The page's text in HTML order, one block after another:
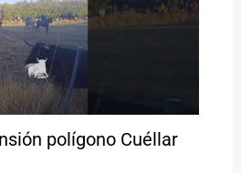
polígono Cuéllar